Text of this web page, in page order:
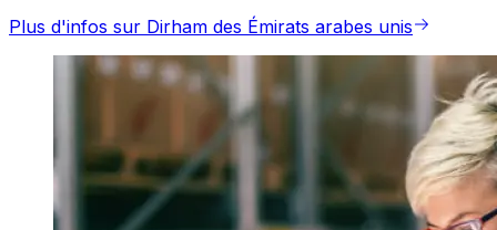
Plus d'infos sur Dirham des Émirats arabes unis